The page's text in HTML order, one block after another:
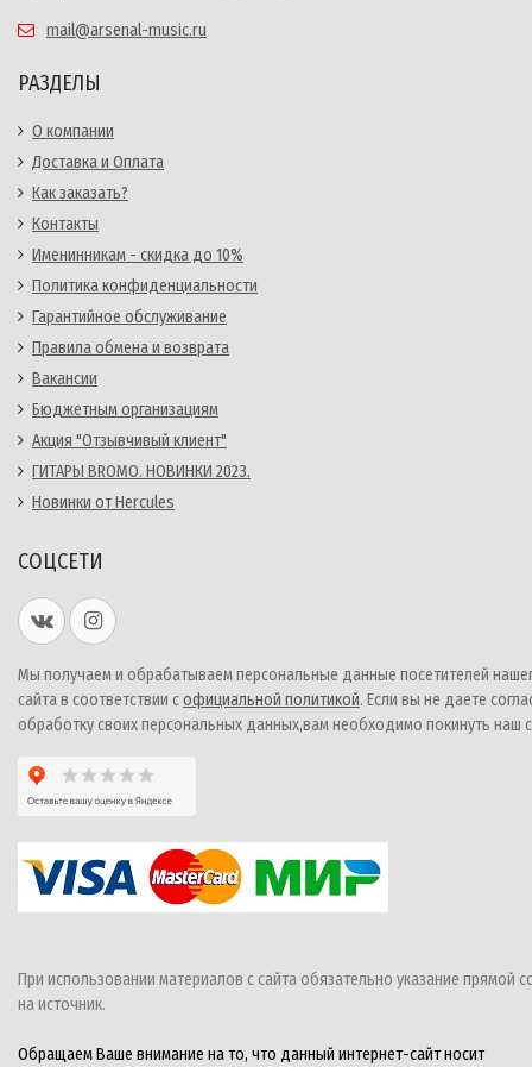
mail@arsenal-music.ru
РАЗДЕЛЫ
О компании
Доставка и Оплата
Как заказать?
Контакты
Именинникам - скидка до 10%
Политика конфиденциальности
Гарантийное обслуживание
Правила обмена и возврата
Вакансии
Бюджетным организациям
Акция "Отзывчивый клиент"
ГИТАРЫ BROMO. НОВИНКИ 2023.
Новинки от Hercules
СОЦСЕТИ
Мы получаем и обрабатываем персональные данные посетителей
сайта в соответствии софициальной политикой. Если вы не даете
обработку своих персональных данных,вам необходимо покинуть наш
При использовании материалов с сайта обязательно указание прямой
на источник.
Обращаем Ваше внимание на то, что данный интернет-сайт носит